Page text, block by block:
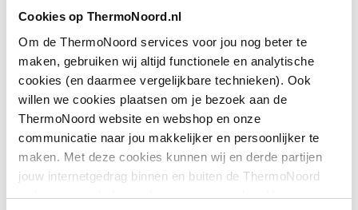
Cookies op ThermoNoord.nl
Om de ThermoNoord services voor jou nog beter te
maken, gebruiken wij altijd functionele en analytische
cookies (en daarmee vergelijkbare technieken). Ook
willen we cookies plaatsen om je bezoek aan de
ThermoNoord website en webshop en onze
communicatie naar jou makkelijker en persoonlijker te
maken. Met deze cookies kunnen wij en derde partijen
jouw internetgedrag binnen en buiten de ThermoNoord
website en webshop volgen en verzamelen. Hiermee
met deur
Geschikt voor U-
montage
Nee
Glas-/kunststofdecor Nee
Hoogte 2000
Inbouwbreedte wand
voor montage in lijn
855
Downloads
Exploded_view application/postscript
Sfeerbeeld image/jpeg,473 KB
Exploded_viewapplication/postscript,41 KB